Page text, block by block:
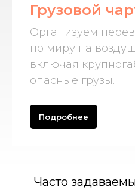
Грузовой
Организуем
по миру на
включая
опасные грузы.
Подробнее
Часто